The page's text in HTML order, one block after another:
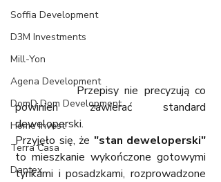
Soffia Development
D3M Investments
Mill-Yon
Agena Development
DomD Dom Development
Home Invest
Terra Casa
Dantex
		Przepisy nie precyzują co
powinien zawierać standard
deweloperski.
Przyjęło się, że "stan deweloperski"
to mieszkanie wykończone gotowymi
tynkami i posadzkami, rozprowadzone